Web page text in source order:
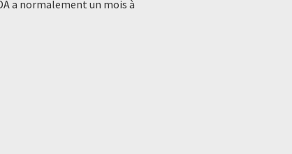
a normalement un mois à